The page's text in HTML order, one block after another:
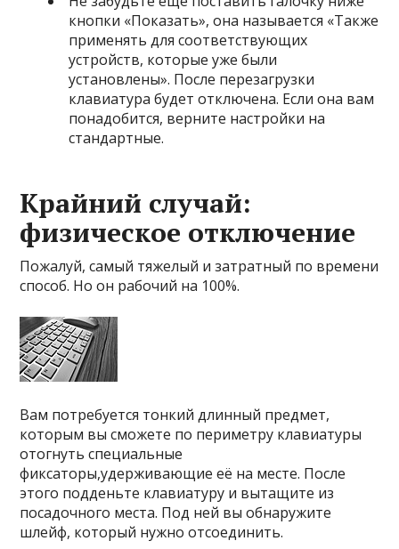
кнопки «Показать», она называется «Также
применять для соответствующих
устройств, которые уже были
установлены». После перезагрузки
клавиатура будет отключена. Если она вам
понадобится, верните настройки на
стандартные.
Крайний случай:
физическое отключение
Пожалуй, самый тяжелый и затратный по времени
способ. Но он рабочий на 100%.
Вам потребуется тонкий длинный предмет,
которым вы сможете по периметру клавиатуры
отогнуть специальные
фиксаторы,удерживающие её на месте. После
этого подденьте клавиатуру и вытащите из
посадочного места. Под ней вы обнаружите
шлейф, который нужно отсоединить.